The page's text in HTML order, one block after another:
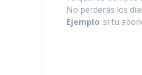
No perderás los
Ejemplo: si tu